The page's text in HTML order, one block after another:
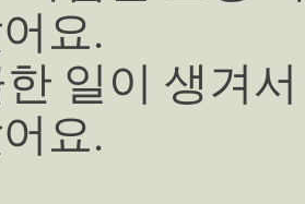
요.
일이 생겨
요.